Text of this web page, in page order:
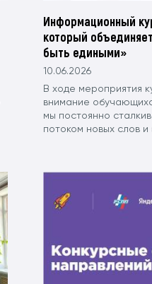
Информационный
который
быть едиными»
10.06.2026
В ходе мероприятия
внимание
мы постоянно
потоком новых слов и